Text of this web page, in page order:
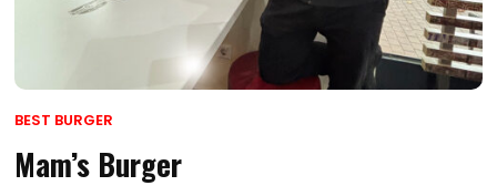
BEST BURGER
Mam’s Burger